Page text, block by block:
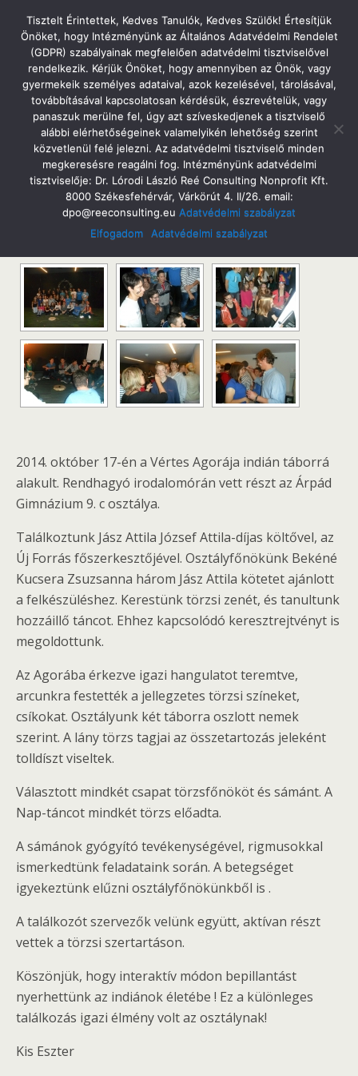
Tatabányai Árpád Gimnázium
2014. Október 20. Hétfő
Rendhagyó Irodalomóra Jász Attilával
Megosztás Tweet Pin Email SMS
2014. október 17-én a Vértes Agorája indián táborrá
alakult. Rendhagyó irodalomórán vett részt az Árpád
Gimnázium 9. c osztálya.
Találkoztunk Jász Attila József Attila-díjas költővel, az
Új Forrás főszerkesztőjével. Osztályfőnökünk Bekéné
Kucsera Zsuzsanna három Jász Attila kötetet ajánlott
a felkészüléshez. Kerestünk törzsi zenét, és tanultunk
hozzáillő táncot. Ehhez kapcsolódó keresztrejtvényt is
megoldottunk.
Az Agorába érkezve igazi hangulatot teremtve,
arcunkra festették a jellegzetes törzsi színeket,
csíkokat. Osztályunk két táborra oszlott nemek
szerint. A lány törzs tagjai az összetartozás jeleként
tolldíszt viseltek.
Választott mindkét csapat törzsfőnököt és sámánt. A
Nap-táncot mindkét törzs előadta.
A sámánok gyógyító tevékenységével, rigmusokkal
ismerkedtünk feladataink során. A betegséget
igyekeztünk elűzni osztályfőnökünkből is .
A találkozót szervezők velünk együtt, aktívan részt
vettek a törzsi szertartáson.
Köszönjük, hogy interaktív módon bepillantást
nyerhettünk az indiánok életébe ! Ez a különleges
találkozás igazi élmény volt az osztálynak!
Kis Eszter
Tisztelt Érintettek, Kedves Tanulók, Kedves Szülők! Értesítjük
Önöket, hogy Intézményünk az Általános Adatvédelmi Rendelet
(GDPR) szabályainak megfelelően adatvédelmi tisztviselővel
rendelkezik. Kérjük Önöket, hogy amennyiben az Önök, vagy
gyermekeik személyes adataival, azok kezelésével, tárolásával,
továbbításával kapcsolatosan kérdésük, észrevételük, vagy
panaszuk merülne fel, úgy azt szíveskedjenek a tisztviselő
alábbi elérhetőségeinek valamelyikén lehetőség szerint
közvetlenül felé jelezni. Az adatvédelmi tisztviselő minden
megkeresésre reagálni fog. Intézményünk adatvédelmi
tisztviselője: Dr. Lórodi László Reé Consulting Nonprofit Kft.
8000 Székesfehérvár, Várkörút 4. II/26. email:
dpo@reeconsulting.eu Adatvédelmi szabályzat
Elfogadom
Adatvédelmi szabályzat